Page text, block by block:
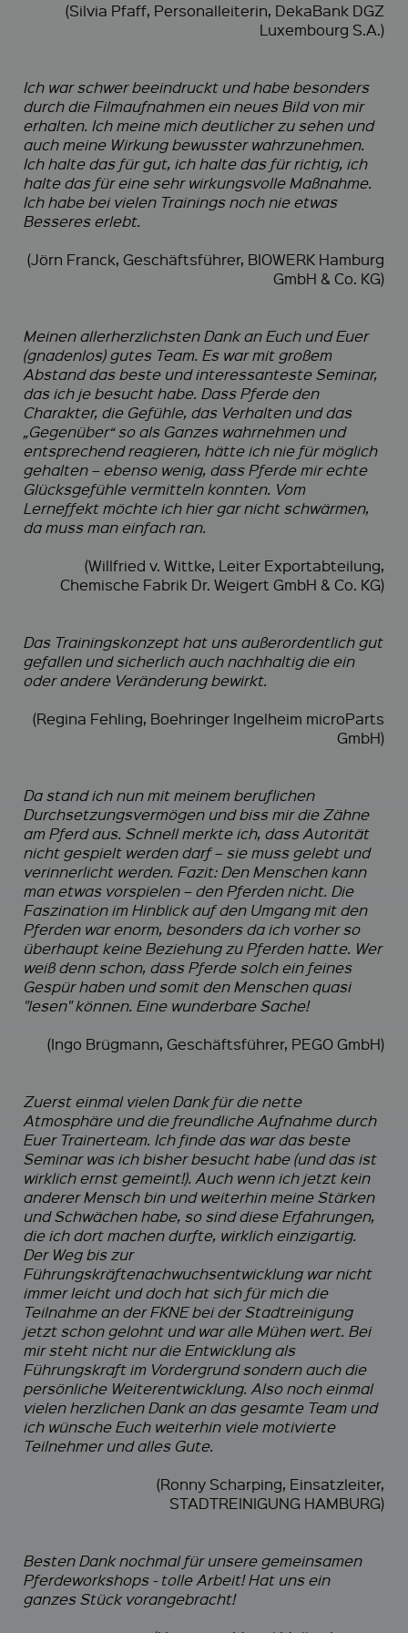
(Silvia Pfaff, Personalleiterin, DekaBank DGZ
Luxembourg S.A.)
Ich war schwer beeindruckt und habe besonders
durch die Filmaufnahmen ein neues Bild von mir
erhalten. Ich meine mich deutlicher zu sehen und
auch meine Wirkung bewusster wahrzunehmen.
Ich halte das für gut, ich halte das für richtig, ich
halte das für eine sehr wirkungsvolle Maßnahme.
Ich habe bei vielen Trainings noch nie etwas
Besseres erlebt.
(Jörn Franck, Geschäftsführer, BIOWERK Hamburg
GmbH & Co. KG)
Meinen allerherzlichsten Dank an Euch und Euer
(gnadenlos) gutes Team. Es war mit großem
Abstand das beste und interessanteste Seminar,
das ich je besucht habe. Dass Pferde den
Charakter, die Gefühle, das Verhalten und das
„Gegenüber“ so als Ganzes wahrnehmen und
entsprechend reagieren, hätte ich nie für möglich
gehalten – ebenso wenig, dass Pferde mir echte
Glücksgefühle vermitteln konnten. Vom
Lerneffekt möchte ich hier gar nicht schwärmen,
da muss man einfach ran.
(Willfried v. Wittke, Leiter Exportabteilung,
Chemische Fabrik Dr. Weigert GmbH & Co. KG)
Das Trainingskonzept hat uns außerordentlich gut
gefallen und sicherlich auch nachhaltig die ein
oder andere Veränderung bewirkt.
(Regina Fehling, Boehringer Ingelheim microParts
GmbH)
Da stand ich nun mit meinem beruflichen
Durchsetzungsvermögen und biss mir die Zähne
am Pferd aus. Schnell merkte ich, dass Autorität
nicht gespielt werden darf – sie muss gelebt und
verinnerlicht werden. Fazit: Den Menschen kann
man etwas vorspielen – den Pferden nicht. Die
Faszination im Hinblick auf den Umgang mit den
Pferden war enorm, besonders da ich vorher so
überhaupt keine Beziehung zu Pferden hatte. Wer
weiß denn schon, dass Pferde solch ein feines
Gespür haben und somit den Menschen quasi
"lesen" können. Eine wunderbare Sache!
(Ingo Brügmann, Geschäftsführer, PEGO GmbH)
Zuerst einmal vielen Dank für die nette
Atmosphäre und die freundliche Aufnahme durch
Euer Trainerteam. Ich finde das war das beste
Seminar was ich bisher besucht habe (und das ist
wirklich ernst gemeint!). Auch wenn ich jetzt kein
anderer Mensch bin und weiterhin meine Stärken
und Schwächen habe, so sind diese Erfahrungen,
die ich dort machen durfte, wirklich einzigartig.
Der Weg bis zur
Führungskräftenachwuchsentwicklung war nicht
immer leicht und doch hat sich für mich die
Teilnahme an der FKNE bei der Stadtreinigung
jetzt schon gelohnt und war alle Mühen wert. Bei
mir steht nicht nur die Entwicklung als
Führungskraft im Vordergrund sondern auch die
persönliche Weiterentwicklung. Also noch einmal
vielen herzlichen Dank an das gesamte Team und
ich wünsche Euch weiterhin viele motivierte
Teilnehmer und alles Gute.
(Ronny Scharping, Einsatzleiter,
STADTREINIGUNG HAMBURG)
Besten Dank nochmal für unsere gemeinsamen
Pferdeworkshops - tolle Arbeit! Hat uns ein
ganzes Stück vorangebracht!